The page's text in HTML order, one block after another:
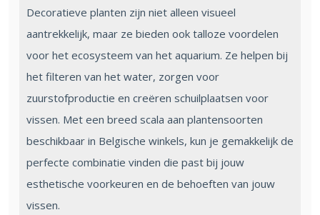
Decoratieve planten zijn niet alleen visueel
aantrekkelijk, maar ze bieden ook talloze voordelen
voor het ecosysteem van het aquarium. Ze helpen bij
het filteren van het water, zorgen voor
zuurstofproductie en creëren schuilplaatsen voor
vissen. Met een breed scala aan plantensoorten
beschikbaar in Belgische winkels, kun je gemakkelijk de
perfecte combinatie vinden die past bij jouw
esthetische voorkeuren en de behoeften van jouw
vissen.